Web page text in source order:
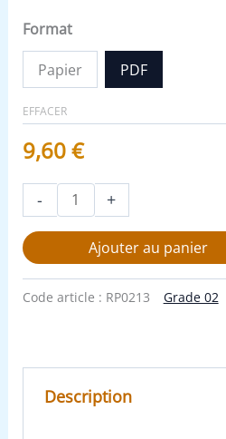
Format
Papier PDF
EFFACER
9,60€
- +
Ajouter au panier
Code article : RP0213 Grade 02
Description